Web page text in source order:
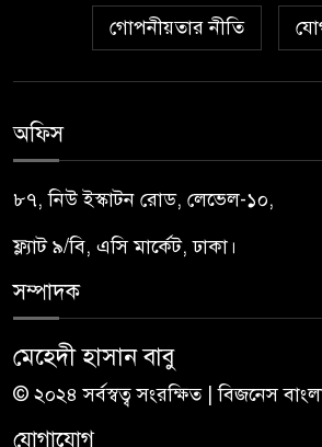
গোপনীয়তার নীতি
অফিস
৮৭, নিউ ইস্কাটন রোড, লেভেল-১০,
ফ্ল্যাট ৯/বি, এসি মার্কেট, ঢাকা।
সম্পাদক
মেহেদী হাসান বাবু
© ২০২৪ সর্বস্বত্ব সংরক্ষিত | বিজনেস
যোগাযোগ